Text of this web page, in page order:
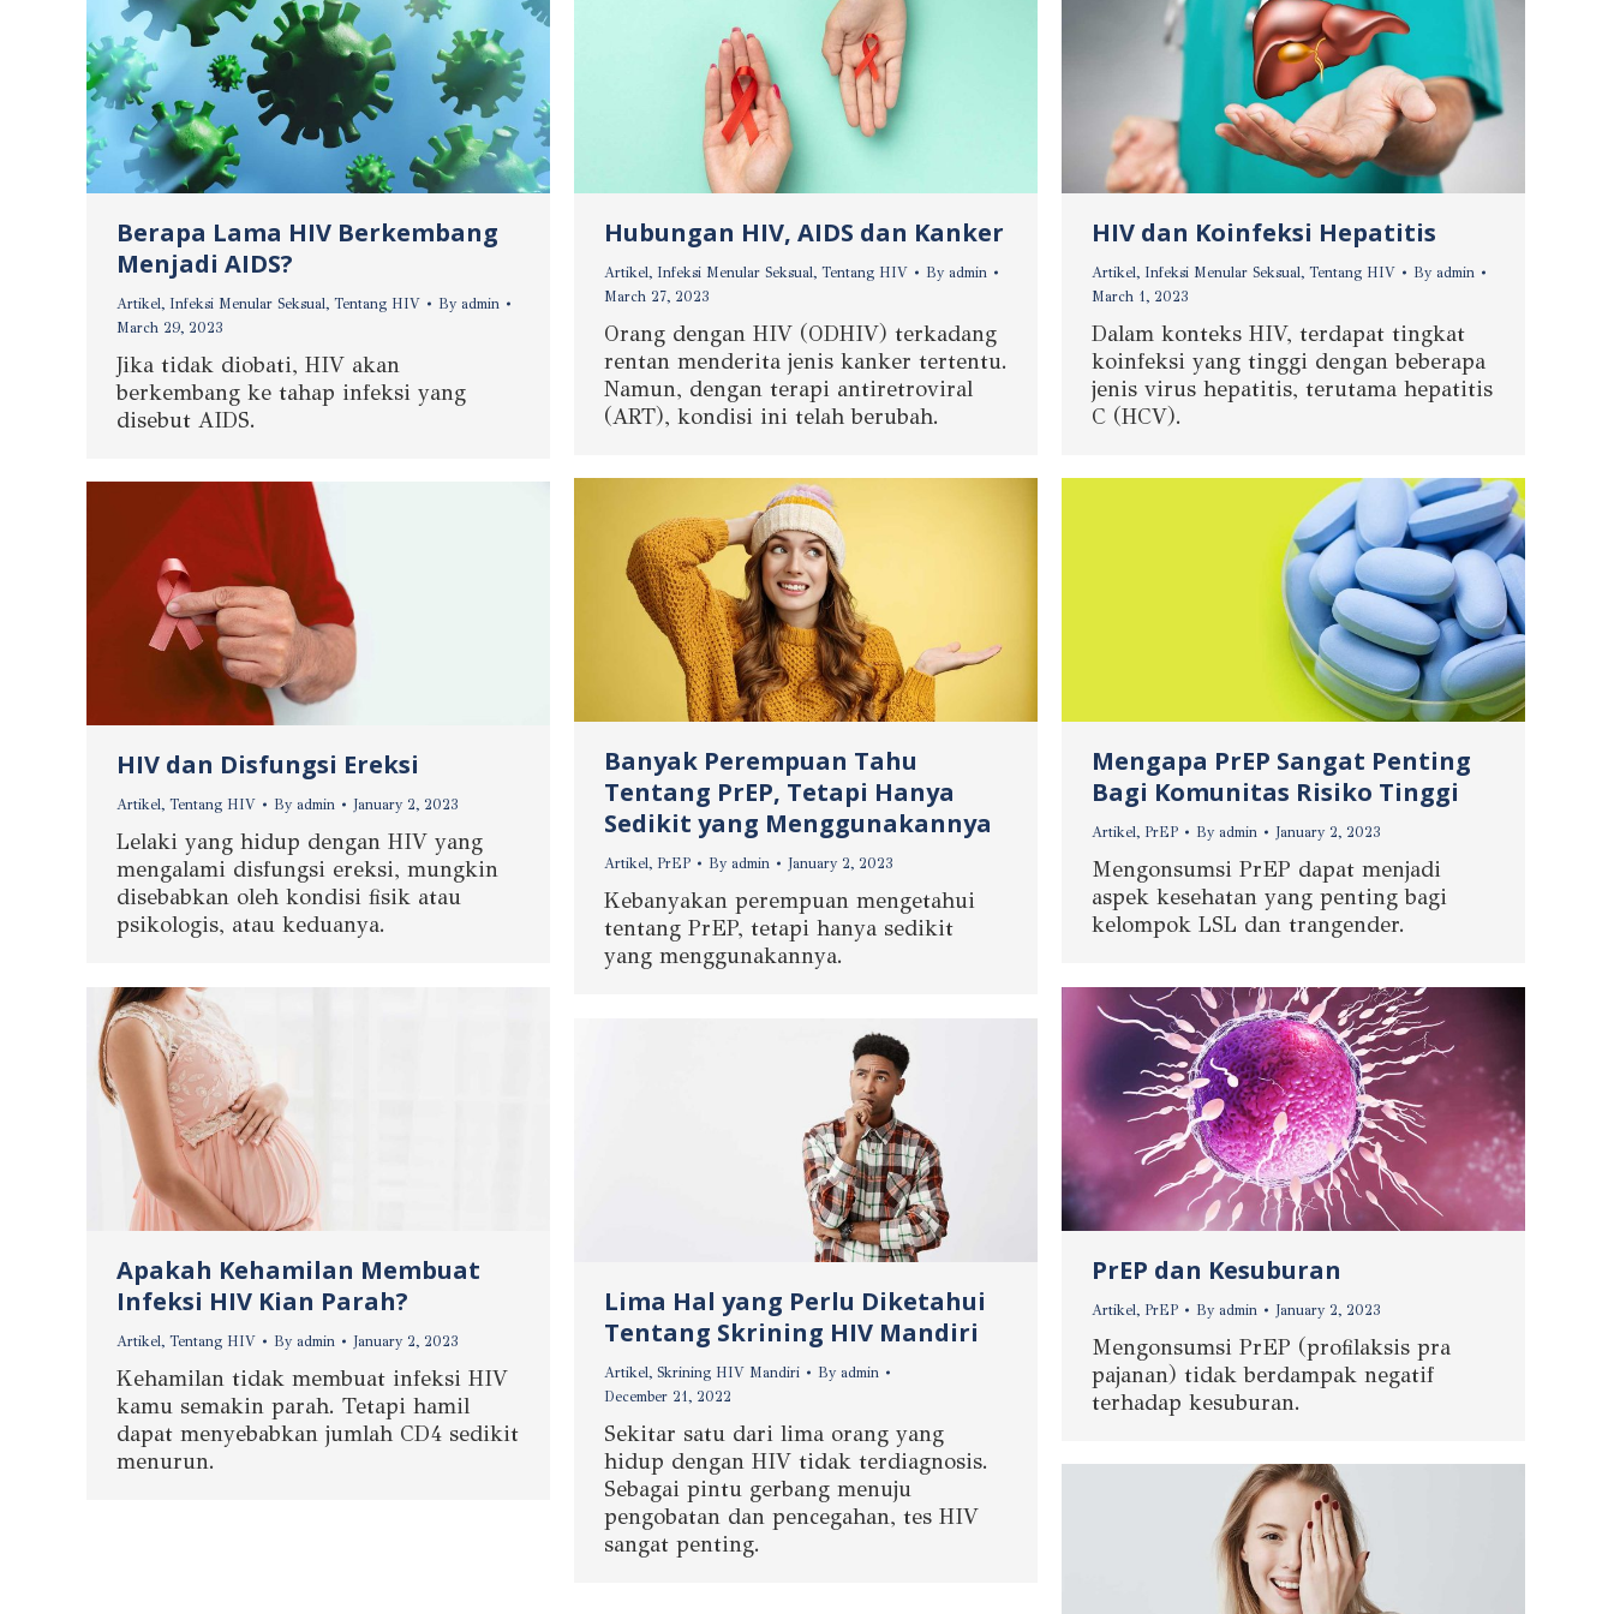
Berapa Lama HIV Berkembang
Menjadi AIDS?
Artikel, Infeksi Menular Seksual, Tentang HIV By admin
March 29, 2023
Jika tidak diobati, HIV akan
berkembang ke tahap infeksi yang
disebut AIDS.
Hubungan HIV, AIDS dan Kanker
Artikel, Infeksi Menular Seksual, Tentang HIV By admin
March 27, 2023
Orang dengan HIV (ODHIV) terkadang
rentan menderita jenis kanker tertentu.
Namun, dengan terapi antiretroviral
(ART), kondisi ini telah berubah.
HIV dan Koinfeksi Hepatitis
Artikel, Infeksi Menular Seksual, Tentang HIV By admin
March 1, 2023
Dalam konteks HIV, terdapat tingkat
koinfeksi yang tinggi dengan beberapa
jenis virus hepatitis, terutama hepatitis
C (HCV).
Banyak Perempuan Tahu
Tentang PrEP, Tetapi Hanya
Sedikit yang Menggunakannya
Artikel, PrEP By admin January 2, 2023
Kebanyakan perempuan mengetahui
tentang PrEP, tetapi hanya sedikit
yang menggunakannya.
Mengapa PrEP Sangat Penting
Bagi Komunitas Risiko Tinggi
Artikel, PrEP By admin January 2, 2023
Mengonsumsi PrEP dapat menjadi
aspek kesehatan yang penting bagi
kelompok LSL dan trangender.
HIV dan Disfungsi Ereksi
Artikel, Tentang HIV By admin January 2, 2023
Lelaki yang hidup dengan HIV yang
mengalami disfungsi ereksi, mungkin
disebabkan oleh kondisi fisik atau
psikologis, atau keduanya.
Apakah Kehamilan Membuat
Infeksi HIV Kian Parah?
Artikel, Tentang HIV By admin January 2, 2023
Kehamilan tidak membuat infeksi HIV
kamu semakin parah. Tetapi hamil
dapat menyebabkan jumlah CD4 sedikit
menurun.
PrEP dan Kesuburan
Artikel, PrEP By admin January 2, 2023
Mengonsumsi PrEP (profilaksis pra
pajanan) tidak berdampak negatif
terhadap kesuburan.
Lima Hal yang Perlu Diketahui
Tentang Skrining HIV Mandiri
Artikel, Skrining HIV Mandiri By admin
December 21, 2022
Sekitar satu dari lima orang yang
hidup dengan HIV tidak terdiagnosis.
Sebagai pintu gerbang menuju
pengobatan dan pencegahan, tes HIV
sangat penting.